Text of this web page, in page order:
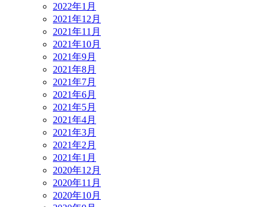
2022年1月
2021年12月
2021年11月
2021年10月
2021年9月
2021年8月
2021年7月
2021年6月
2021年5月
2021年4月
2021年3月
2021年2月
2021年1月
2020年12月
2020年11月
2020年10月